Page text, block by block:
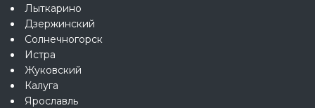
Лыткарино
Дзержинский
Солнечногорск
Истра
Жуковский
Калуга
Ярославль